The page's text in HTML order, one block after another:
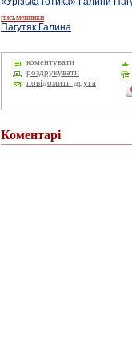
письменники
Пагутяк Галина
коментувати
роздрукувати
повідомити друга
Коментарі